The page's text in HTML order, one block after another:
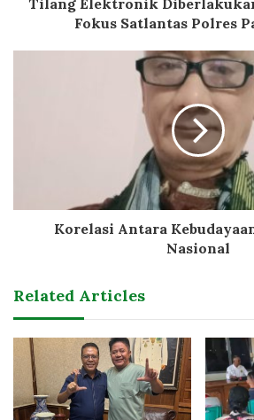
Tilang Elektronik
Fokus Satlantas Polres
Korelasi Antara
Nasional
Related Articles